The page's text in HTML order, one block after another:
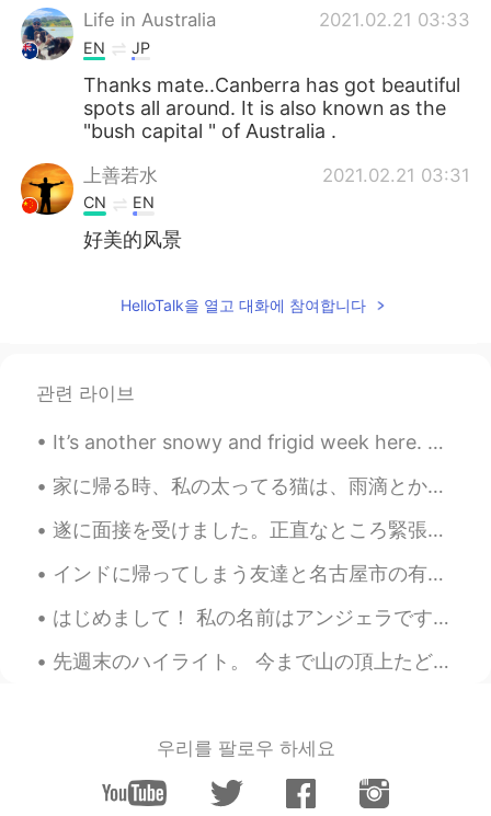
Life in Australia 2021.02.21 03:33
EN JP
Thanks mate..Canberra has got beautiful
spots all around. It is also known as the
"bush capital " of Australia .
上善若水 2021.02.21 03:31
CN EN
好美的风景
HelloTalk을 열고 대화에 참여합니다
관련 라이브
It’s another snowy and frigid week here. ❄️🥶 The snow I’m holding was light and fluffy. 🤍 Who ...
家に帰る時、私の太ってる猫は、雨滴とか、落ち葉とか、飛んでいる鳥とか、通り過ぎる車とか、または歩いている人をほとんどいつもまじめに見てます。何かを見ています。多分私が見ることができないものを見て...
遂に面接を受けました。正直なところ緊張感と不安感があったんですけれども、面接の際に既に乗り越えました。この仕事をゲットすれば私は日本では英語の先生として働けるようになると思います。私は別にお金が...
インドに帰ってしまう友達と名古屋市の有名な「世界の山ちゃん」に行きました。😊 名古屋に住んでてもうすぐ2年になりますが、今まで行ったことがなかったです。手羽先が好きでも、なんとなくここは一度も...
はじめまして！ 私の名前はアンジェラです。23歳です。 私は中学三年生から高校三年生まで学校で日本語お勉強しました。 でも今は練習することがあんまりできないのでもう一度日本語を勉強したいで...
先週末のハイライト。 今まで山の頂上たどり着いた二回です。 1524メートルから登り始めて、3154メートルの高さまで登り終わった。 今まで山を登ったの中で一番難しい登りと思います。足もう...
우리를 팔로우 하세요